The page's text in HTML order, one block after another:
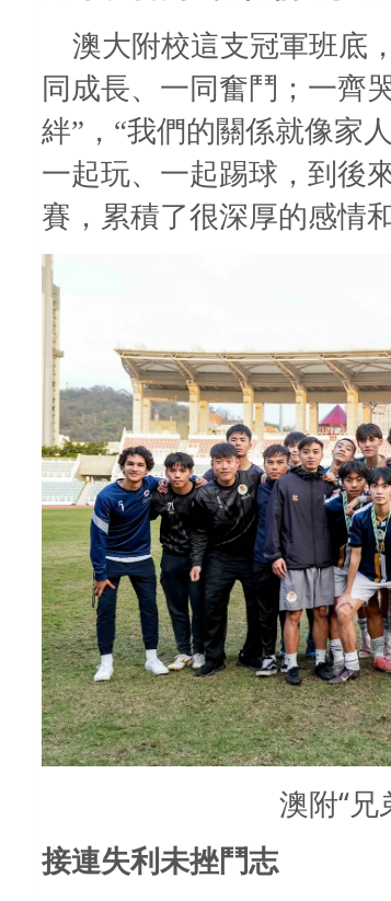
澳大附校這支冠軍班底
同成長、一同奮鬥；一齊
絆”，“我們的關係就像家
一起玩、一起踢球，到後
賽，累積了很深厚的感情
澳附“
接連失利未挫鬥志